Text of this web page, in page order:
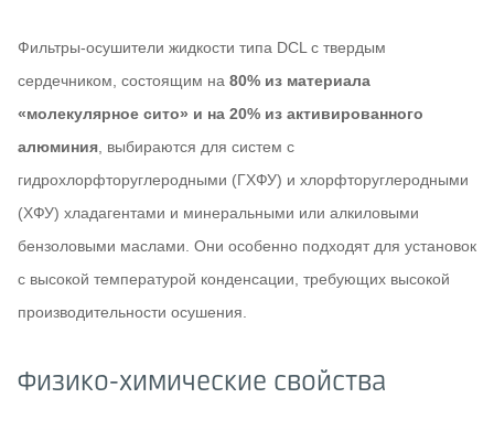
Фильтры-осушители жидкости типа DСL с твердым
сердечником, состоящим на 80% из материала
«молекулярное сито» и на 20% из активированного
алюминия , выбираются для систем с
гидрохлорфторуглеродными (ГХФУ) и хлорфторуглеродными
(ХФУ) хладагентами и минеральными или алкиловыми
бензоловыми маслами. Они особенно подходят для установок
с высокой температурой конденсации, требующих высокой
производительности осушения.
Физико-химические свойства